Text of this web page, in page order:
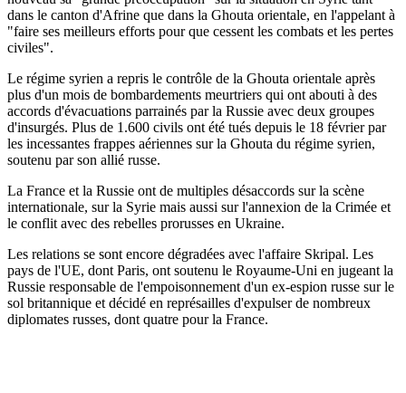
dans le canton d'Afrine que dans la Ghouta orientale, en l'appelant à
"faire ses meilleurs efforts pour que cessent les combats et les pertes
civiles".
Le régime syrien a repris le contrôle de la Ghouta orientale après
plus d'un mois de bombardements meurtriers qui ont abouti à des
accords d'évacuations parrainés par la Russie avec deux groupes
d'insurgés. Plus de 1.600 civils ont été tués depuis le 18 février par
les incessantes frappes aériennes sur la Ghouta du régime syrien,
soutenu par son allié russe.
La France et la Russie ont de multiples désaccords sur la scène
internationale, sur la Syrie mais aussi sur l'annexion de la Crimée et
le conflit avec des rebelles prorusses en Ukraine.
Les relations se sont encore dégradées avec l'affaire Skripal. Les
pays de l'UE, dont Paris, ont soutenu le Royaume-Uni en jugeant la
Russie responsable de l'empoisonnement d'un ex-espion russe sur le
sol britannique et décidé en représailles d'expulser de nombreux
diplomates russes, dont quatre pour la France.